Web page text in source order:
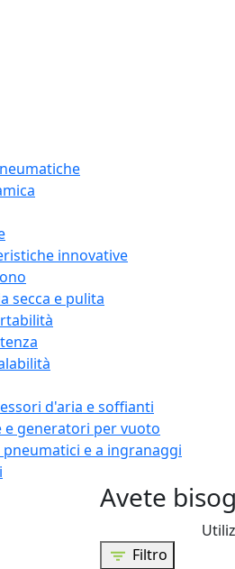
innovative
secca e pulita
d'aria e soffianti
e generatori per vuoto
e a ingranaggi
Avete
Filtro